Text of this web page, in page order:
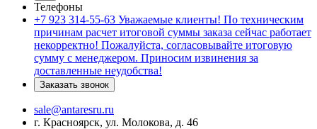
Телефоны
+7 923 314-55-63 Уважаемые клиенты! По техническим
причинам расчет итоговой суммы заказа сейчас работает
некорректно! Пожалуйста, согласовывайте итоговую
сумму с менеджером. Приносим извинения за
доставленные неудобства!
Заказать звонок
sale@antaresru.ru
г. Красноярск, ул. Молокова, д. 46